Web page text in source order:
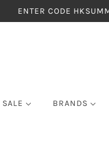
ENTER CODE
SALE BRANDS